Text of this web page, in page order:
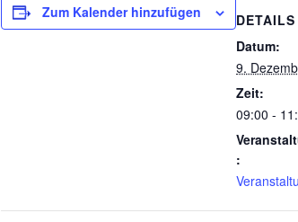
Zum Kalender hinzufügen
DETAILS
Datum:
9.
Zeit:
09:00 -
: